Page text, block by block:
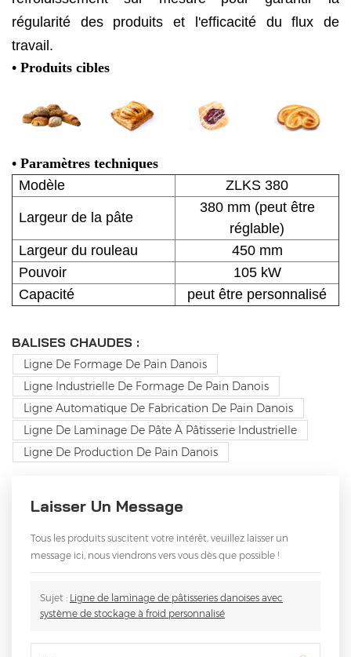
régularité des produits et l'efficacité du flux de
travail.
• Produits cibles
• Paramètres techniques
Modèle
ZLKS 380
Largeur de la pâte
380 mm (peut être
réglable)
Largeur du rouleau
450 mm
Pouvoir
105 kW
Capacité
peut être personnalisé
BALISES CHAUDES :
Ligne De Formage De Pain Danois
Ligne Industrielle De Formage De Pain Danois
Ligne Automatique De Fabrication De Pain Danois
Ligne De Laminage De Pâte À Pâtisserie Industrielle
Ligne De Production De Pain Danois
Laisser Un Message
Tous les produits suscitent votre intérêt, veuillez laisser un
message ici, nous viendrons vers vous dès que possible !
Sujet : Ligne de laminage de pâtisseries danoises avec
système de stockage à froid personnalisé